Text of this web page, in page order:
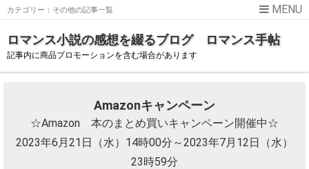
カテゴリー：その他の記事一覧
ロマンス小説の感想を綴るブログ ロマンス手帖
記事内に商品プロモーションを含む場合があります
Amazonキャンペーン
☆Amazon 本のまとめ買いキャンペーン開催中☆
2023年6月21日（水）14時00分～2023年7月12日（水）
23時59分